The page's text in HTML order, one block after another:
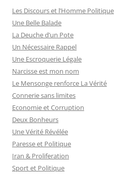
r
c
h
e
r
:
Les Discours et l’Homme Politique
Une Belle Balade
La Deuche d’un Pote
Un Nécessaire Rappel
Une Escroquerie Légale
Narcisse est mon nom
Le Mensonge renforce La Vérité
Connerie sans limites
Economie et Corruption
Deux Bonheurs
Une Vérité Révélée
Paresse et Politique
Iran & Proliferation
Sport et Politique